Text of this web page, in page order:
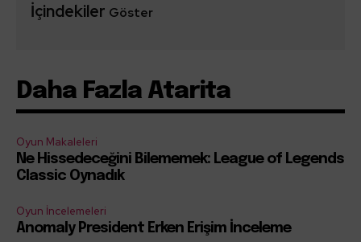
İçindekiler Göster
Daha Fazla Atarita
Oyun Makaleleri
Ne Hissedeceğini Bilememek: League of Legends
Classic Oynadık
Oyun İncelemeleri
Anomaly President Erken Erişim İnceleme